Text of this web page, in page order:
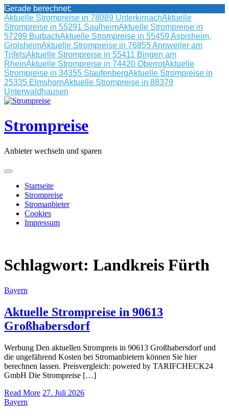
Gerade berechnet:
Aktuelle Strompreise in 78089 UnterkirnachAktuelle
Strompreise in 55291 SaulheimAktuelle Strompreise in
57299 BurbachAktuelle Strompreise in 55459 Aspisheim,
GrolsheimAktuelle Strompreise in 76855 Annweiler am
TrifelsAktuelle Strompreise in 55411 Bingen am
RheinAktuelle Strompreise in 74420 OberrotAktuelle
Strompreise in 34355 StaufenbergAktuelle Strompreise in
25335 ElmshornAktuelle Strompreise in 88379
Unterwaldhausen
Skip
content
Strompreise
Anbieter wechseln und sparen
Startseite
Strompreise
Stromanbieter
Cookies
Impressum
Schlagwort: Landkreis Fürth
Bayern
Aktuelle Strompreise in 90613
Großhabersdorf
Werbung Den aktuellen Strompreis in 90613 Großhabersdorf und
die ungefährend Kosten bei Stromanbietern können Sie hier
berechnen lassen. Preisvergleich: powered by TARIFCHECK24
GmbH Die Strompreise […]
Read More 27. Juli 2026
Bayern